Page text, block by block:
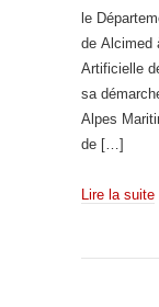
le
de Alcimed
Artificielle
sa
Alpes
de […]
Lire la suite